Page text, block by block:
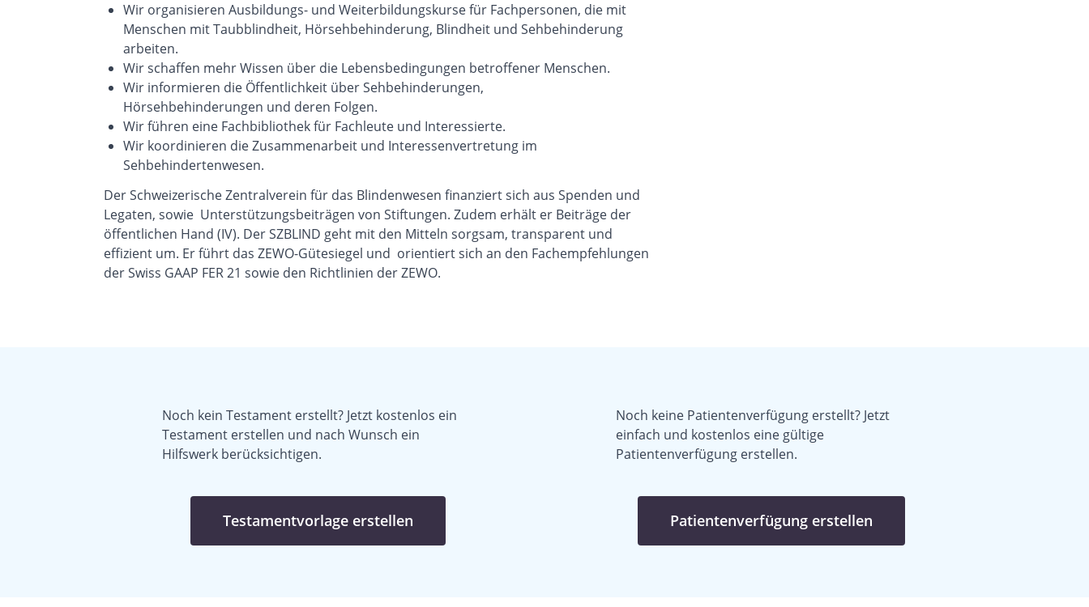
Wir organisieren Ausbildungs- und Weiterbildungskurse für Fachpersonen, die mit
Menschen mit Taubblindheit, Hörsehbehinderung, Blindheit und Sehbehinderung
arbeiten.
Wir schaffen mehr Wissen über die Lebensbedingungen betroffener Menschen.
Wir informieren die Öffentlichkeit über Sehbehinderungen,
Hörsehbehinderungen und deren Folgen.
Wir führen eine Fachbibliothek für Fachleute und Interessierte.
Wir koordinieren die Zusammenarbeit und Interessenvertretung im
Sehbehindertenwesen.
Der Schweizerische Zentralverein für das Blindenwesen finanziert sich aus Spenden und
Legaten, sowie Unterstützungsbeiträgen von Stiftungen. Zudem erhält er Beiträge der
öffentlichen Hand (IV). Der SZBLIND geht mit den Mitteln sorgsam, transparent und
effizient um. Er führt das ZEWO-Gütesiegel und orientiert sich an den Fachempfehlungen
der Swiss GAAP FER 21 sowie den Richtlinien der ZEWO.
Noch kein Testament erstellt? Jetzt kostenlos ein
Testament erstellen und nach Wunsch ein
Hilfswerk berücksichtigen.
Testamentvorlage erstellen
Noch keine Patientenverfügung erstellt? Jetzt
einfach und kostenlos eine gültige
Patientenverfügung erstellen.
Patientenverfügung erstellen